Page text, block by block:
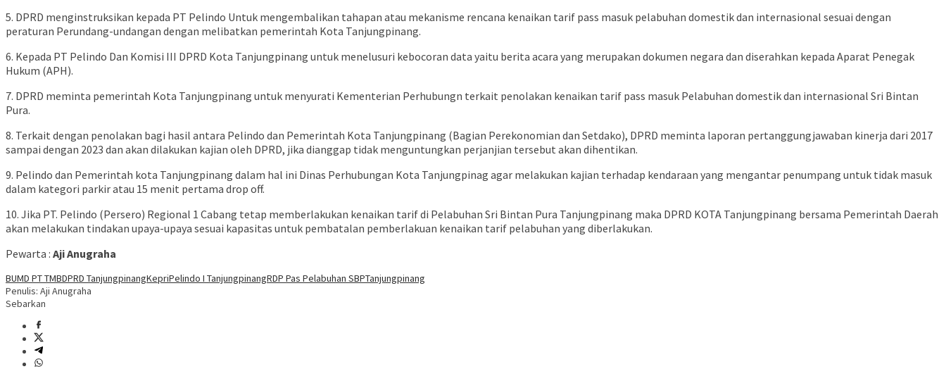
5. DPRD menginstruksikan kepada PT Pelindo Untuk mengembalikan tahapan atau mekanisme rencana kenaikan tarif pass masuk pelabuhan domestik dan internasional sesuai dengan
peraturan Perundang-undangan dengan melibatkan pemerintah Kota Tanjungpinang.
6. Kepada PT Pelindo Dan Komisi III DPRD Kota Tanjungpinang untuk menelusuri kebocoran data yaitu berita acara yang merupakan dokumen negara dan diserahkan kepada Aparat Penegak
Hukum (APH).
7. DPRD meminta pemerintah Kota Tanjungpinang untuk menyurati Kementerian Perhubungn terkait penolakan kenaikan tarif pass masuk Pelabuhan domestik dan internasional Sri Bintan
Pura.
8. Terkait dengan penolakan bagi hasil antara Pelindo dan Pemerintah Kota Tanjungpinang (Bagian Perekonomian dan Setdako), DPRD meminta laporan pertanggungjawaban kinerja dari 2017
sampai dengan 2023 dan akan dilakukan kajian oleh DPRD, jika dianggap tidak menguntungkan perjanjian tersebut akan dihentikan.
9. Pelindo dan Pemerintah kota Tanjungpinang dalam hal ini Dinas Perhubungan Kota Tanjungpinag agar melakukan kajian terhadap kendaraan yang mengantar penumpang untuk tidak masuk
dalam kategori parkir atau 15 menit pertama drop off.
10. Jika PT. Pelindo (Persero) Regional 1 Cabang tetap memberlakukan kenaikan tarif di Pelabuhan Sri Bintan Pura Tanjungpinang maka DPRD KOTA Tanjungpinang bersama Pemerintah Daerah
akan melakukan tindakan upaya-upaya sesuai kapasitas untuk pembatalan pemberlakuan kenaikan tarif pelabuhan yang diberlakukan.
Pewarta : Aji Anugraha
BUMD PT TMBDPRD TanjungpinangKepriPelindo I TanjungpinangRDP Pas Pelabuhan SBPTanjungpinang
Penulis: Aji Anugraha
Sebarkan